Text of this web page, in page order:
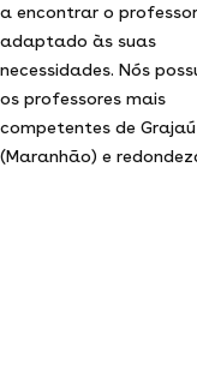
a encontrar o
adaptado às suas
necessidades. Nós
os professores mais
competentes de Grajaú
(Maranhão) e